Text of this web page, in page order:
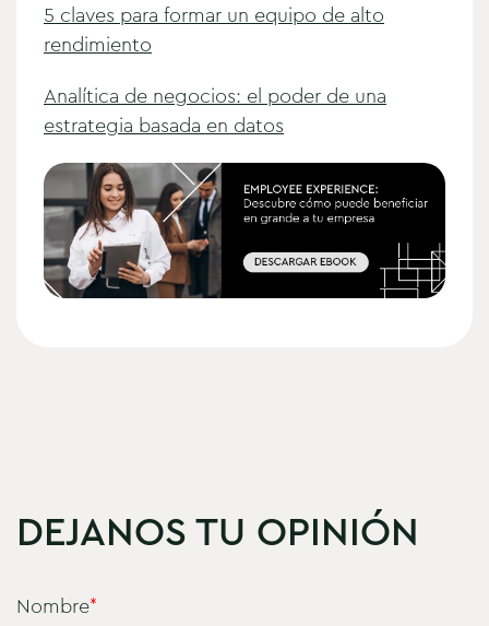
5 claves para formar un equipo de alto
rendimiento
Analítica de negocios: el poder de una
estrategia basada en datos
DEJANOS TU OPINIÓN
Nombre*